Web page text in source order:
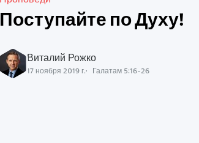
Поступайте по Духу!
Виталий Рожко
17 ноября 2019 г. Галатам 5:16-26